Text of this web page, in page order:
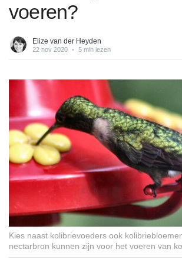
voeren?
Elize van der Heyden
22 nov 2020 • 5 min lezen
Kies naast kolibrievoeders ook
nectarbron kunnen zijn voor het voeren van